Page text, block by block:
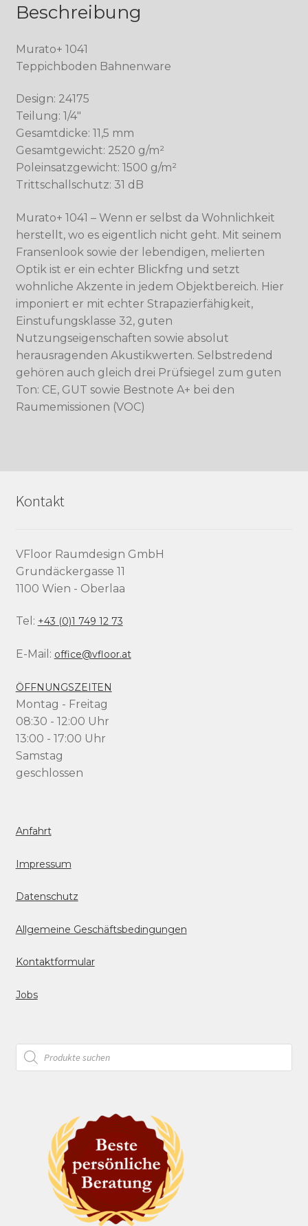
Beschreibung
Murato+ 1041
Teppichboden Bahnenware
Design: 24175
Teilung: 1/4″
Gesamtdicke: 11,5 mm
Gesamtgewicht: 2520 g/m²
Poleinsatzgewicht: 1500 g/m²
Trittschallschutz: 31 dB
Murato+ 1041 – Wenn er selbst da Wohnlichkeit
herstellt, wo es eigentlich nicht geht. Mit seinem
Fransenlook sowie der lebendigen, melierten
Optik ist er ein echter Blickfng und setzt
wohnliche Akzente in jedem Objektbereich. Hier
imponiert er mit echter Strapazierfähigkeit,
Einstufungsklasse 32, guten
Nutzungseigenschaften sowie absolut
herausragenden Akustikwerten. Selbstredend
gehören auch gleich drei Prüfsiegel zum guten
Ton: CE, GUT sowie Bestnote A+ bei den
Raumemissionen (VOC)
Kontakt
VFloor Raumdesign GmbH
Grundäckergasse 11
1100 Wien - Oberlaa
Tel: +43 (0)1 749 12 73
E-Mail: office@vfloor.at
ÖFFNUNGSZEITEN
Montag - Freitag
08:30 - 12:00 Uhr
13:00 - 17:00 Uhr
Samstag
geschlossen
Anfahrt
Impressum
Datenschutz
Allgemeine Geschäftsbedingungen
Kontaktformular
Jobs
Products
search